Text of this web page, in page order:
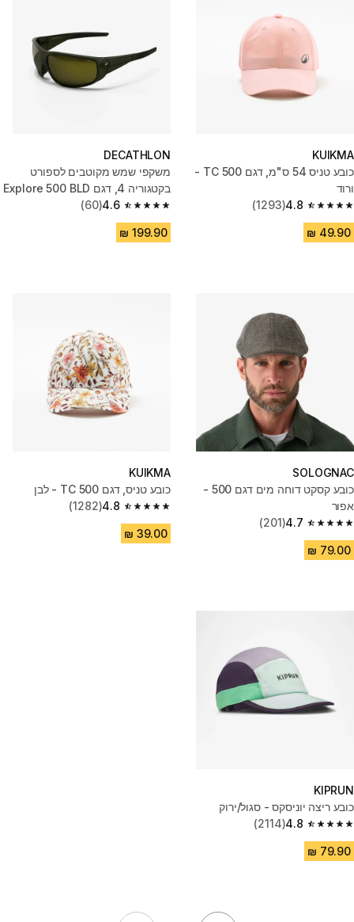
KUIKMA
כובע טניס 54 ס"מ, דגם TC 500 -
ורוד
4.8
4.8 out of 5 stars from 1293 reviews
(1293)
DECATHLON
משקפי שמש מקוטבים לספורט
בקטגוריה 4, דגם Explore 500 BLD
4.6
4.6 out of 5 stars from 60 reviews
(60)
SOLOGNAC
כובע קסקט דוחה מים דגם 500 -
אפור
4.7
4.7 out of 5 stars from 201 reviews
(201)
KUIKMA
כובע טניס, דגם TC 500 - לבן
4.8
4.8 out of 5 stars from 1282 reviews
(1282)
KIPRUN
כובע ריצה יוניסקס - סגול/ירוק
4.8
4.8 out of 5 stars from 2114 reviews
(2114)